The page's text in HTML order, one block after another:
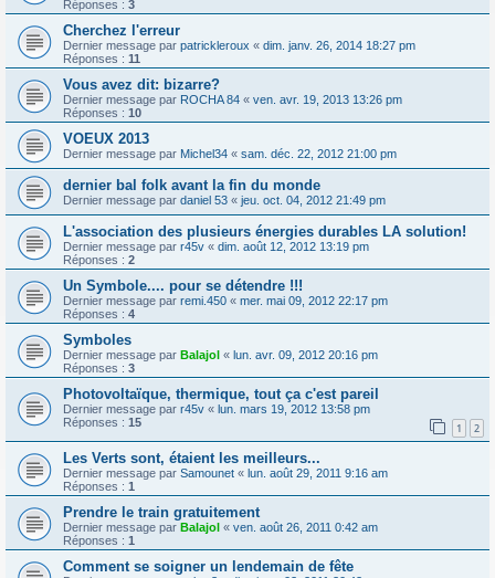
Réponses : 3
Cherchez l'erreur
Dernier message par patrickleroux « dim. janv. 26, 2014 18:27 pm
Réponses : 11
Vous avez dit: bizarre?
Dernier message par ROCHA 84 « ven. avr. 19, 2013 13:26 pm
Réponses : 10
VOEUX 2013
Dernier message par Michel34 « sam. déc. 22, 2012 21:00 pm
dernier bal folk avant la fin du monde
Dernier message par daniel 53 « jeu. oct. 04, 2012 21:49 pm
L'association des plusieurs énergies durables LA solution!
Dernier message par r45v « dim. août 12, 2012 13:19 pm
Réponses : 2
Un Symbole.... pour se détendre !!!
Dernier message par remi.450 « mer. mai 09, 2012 22:17 pm
Réponses : 4
Symboles
Dernier message par Balajol « lun. avr. 09, 2012 20:16 pm
Réponses : 3
Photovoltaïque, thermique, tout ça c'est pareil
Dernier message par r45v « lun. mars 19, 2012 13:58 pm
Réponses : 15 1 2
Les Verts sont, étaient les meilleurs...
Dernier message par Samounet « lun. août 29, 2011 9:16 am
Réponses : 1
Prendre le train gratuitement
Dernier message par Balajol « ven. août 26, 2011 0:42 am
Réponses : 1
Comment se soigner un lendemain de fête